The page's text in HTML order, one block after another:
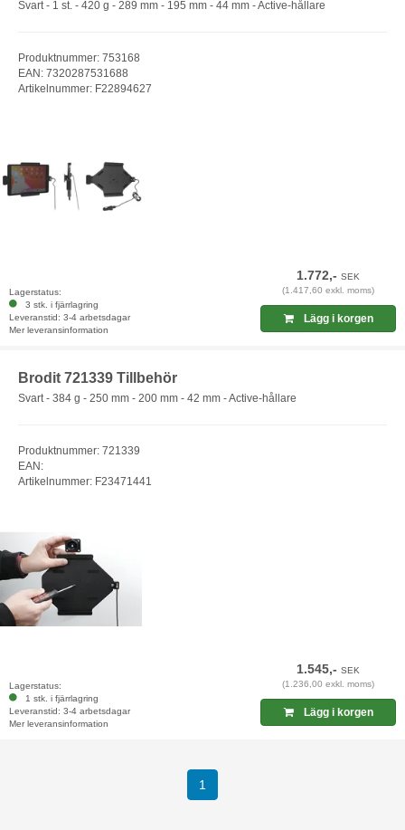
Svart - 1 st. - 420 g - 289 mm - 195 mm - 44 mm - Active-hållare
Produktnummer: 753168
EAN: 7320287531688
Artikelnummer: F22894627
Lagerstatus:
3 stk. i fjärrlagring
Leveranstid: 3-4 arbetsdagar
Mer leveransinformation
1.772,-SEK
(1.417,60 exkl. moms)
Lägg i korgen
Brodit 721339 Tillbehör
Svart - 384 g - 250 mm - 200 mm - 42 mm - Active-hållare
Produktnummer: 721339
EAN:
Artikelnummer: F23471441
Lagerstatus:
1 stk. i fjärrlagring
Leveranstid: 3-4 arbetsdagar
Mer leveransinformation
1.545,-SEK
(1.236,00 exkl. moms)
Lägg i korgen
1